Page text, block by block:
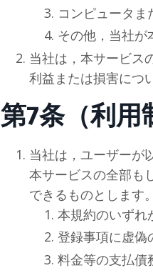
コンピュータ
その他，当社が
当社は，本サービス
利益または損害につ
第7条（利用
当社は，ユーザーが
本サービスの全部も
できるものとします。
本規約のいずれ
登録事項に虚偽
料金等の支払債